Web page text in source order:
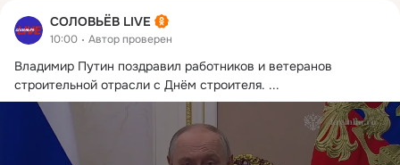
СОЛОВЬЁВ LIVE
10:00 Автор проверен
Владимир Путин поздравил работников и ветеранов
строительной отрасли с Днём строителя. ...